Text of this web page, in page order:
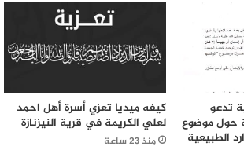
تدعو
حول موضوع
الطبيعية
كيفه ميديا تعزي أسرة أهل احمد
لعلي الكريمة في قرية النيزنازة
منذ 23 ساعة